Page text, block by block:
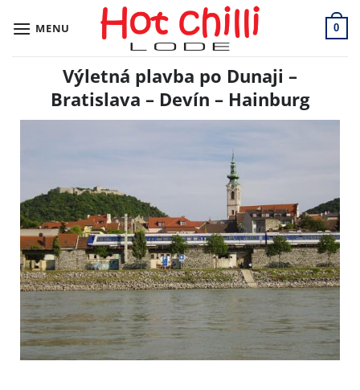
MENU 0
Výletná plavba po Dunaji –
Bratislava – Devín – Hainburg